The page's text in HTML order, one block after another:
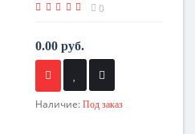
0
0.00 руб.
Наличие: Под заказ